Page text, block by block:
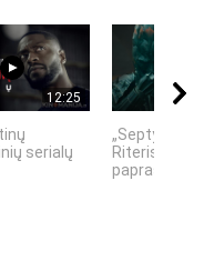
12:25
serialų
„Septynių
Riteris" – kai